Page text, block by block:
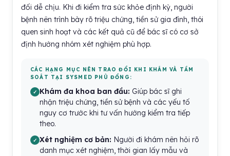
đối dễ chịu. Khi đi kiểm tra sức khỏe định kỳ, người
bệnh nên trình bày rõ triệu chứng, tiền sử gia đình, thói
quen sinh hoạt và các kết quả cũ để bác sĩ có cơ sở
định hướng nhóm xét nghiệm phù hợp.
CÁC HẠNG MỤC NÊN TRAO ĐỔI KHI KHÁM VÀ TẦM
SOÁT TẠI SYSMED PHÙ ĐỔNG:
Khám đa khoa ban đầu: Giúp bác sĩ ghi
nhận triệu chứng, tiền sử bệnh và các yếu tố
nguy cơ trước khi tư vấn hướng kiểm tra tiếp
theo.
Xét nghiệm cơ bản: Người đi khám nên hỏi rõ
danh mục xét nghiệm, thời gian lấy mẫu và